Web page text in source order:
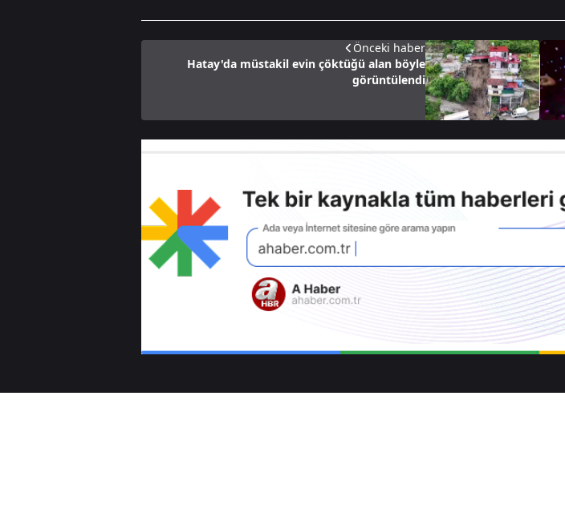
Önceki haber
Hatay'da müstakil evin çöktüğü alan böyle
görüntülendi